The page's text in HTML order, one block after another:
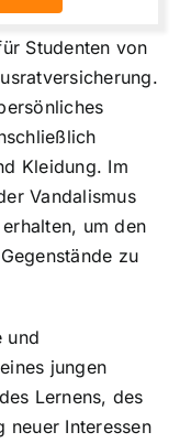
Studenten von
Kleidung. Im
Vandalismus
um den
zu
und
jungen
Lernens, des
neuer Interessen